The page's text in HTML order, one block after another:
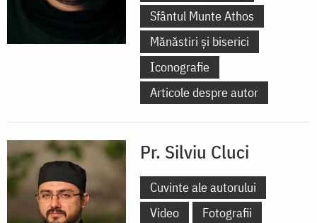
Sfântul Munte Athos
Mănăstiri și biserici
Iconografie
Articole despre autor
Pr. Silviu Cluci
Cuvinte ale autorului
Video
Fotografii